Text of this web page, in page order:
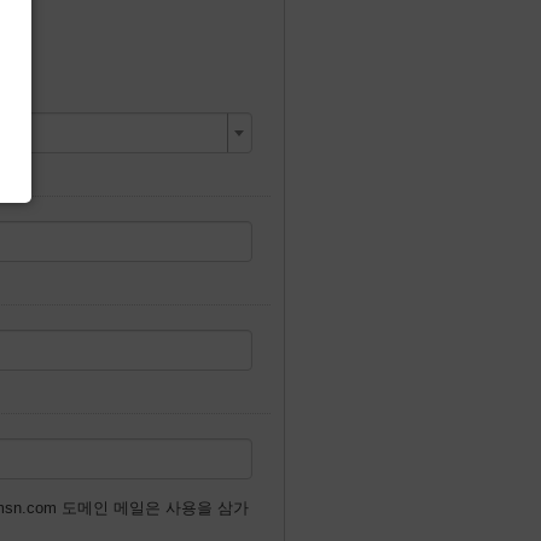
도메인 메일은 사용을 삼가